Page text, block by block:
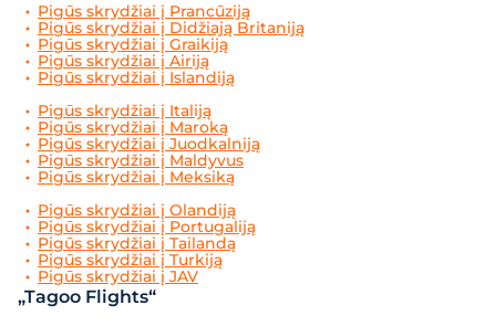
Pigūs skrydžiai į Prancūziją
Pigūs skrydžiai į Didžiają Britaniją
Pigūs skrydžiai į Graikiją
Pigūs skrydžiai į Airiją
Pigūs skrydžiai į Islandiją
Pigūs skrydžiai į Italiją
Pigūs skrydžiai į Maroką
Pigūs skrydžiai į Juodkalniją
Pigūs skrydžiai į Maldyvus
Pigūs skrydžiai į Meksiką
Pigūs skrydžiai į Olandiją
Pigūs skrydžiai į Portugaliją
Pigūs skrydžiai į Tailandą
Pigūs skrydžiai į Turkiją
Pigūs skrydžiai į JAV
„Tagoo Flights“